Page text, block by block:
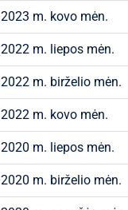
2023 m. kovo mėn.
2022 m. liepos mėn.
2022 m. birželio mėn.
2022 m. kovo mėn.
2020 m. liepos mėn.
2020 m. birželio mėn.